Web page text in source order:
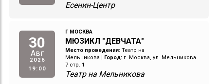
Есенин-Центр
30
Авг
2026
19:00
Г МОСКВА
МЮЗИКЛ "ДЕВЧАТА"
Место проведения: Театр на
Мельникова
Город: г. Москва, ул. Мельникова
7 стр. 1
Театр на Мельникова